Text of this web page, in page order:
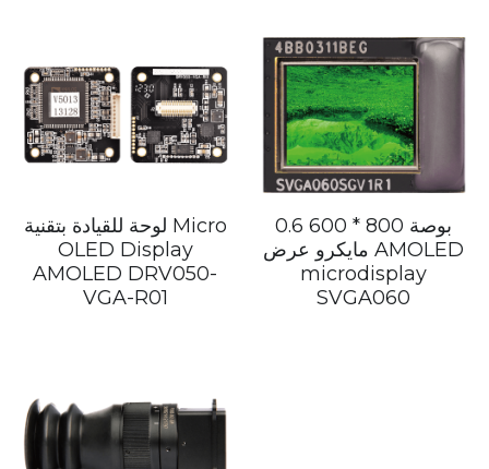
لوحة للقيادة بتقنية Micro
OLED Display
AMOLED DRV050-
VGA-R01
0.6 بوصة 800 * 600
مايكرو عرض AMOLED
microdisplay
SVGA060